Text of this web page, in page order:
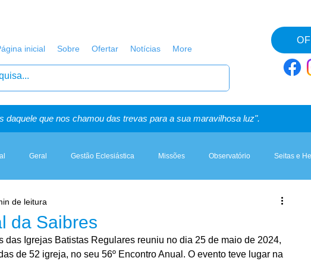
inicial Sobre Ofertar Notícias More
daquele que nos chamou das trevas para a sua maravilhosa luz".
Geral Gestão Eclesiástica Missões Observatório Seitas e
& Esboços
da Saibres
de leitura
das Igrejas Batistas Regulares reuniu no dia 25 de maio de 2024,
de 52 igreja, no seu 56º Encontro Anual. O evento teve lugar na